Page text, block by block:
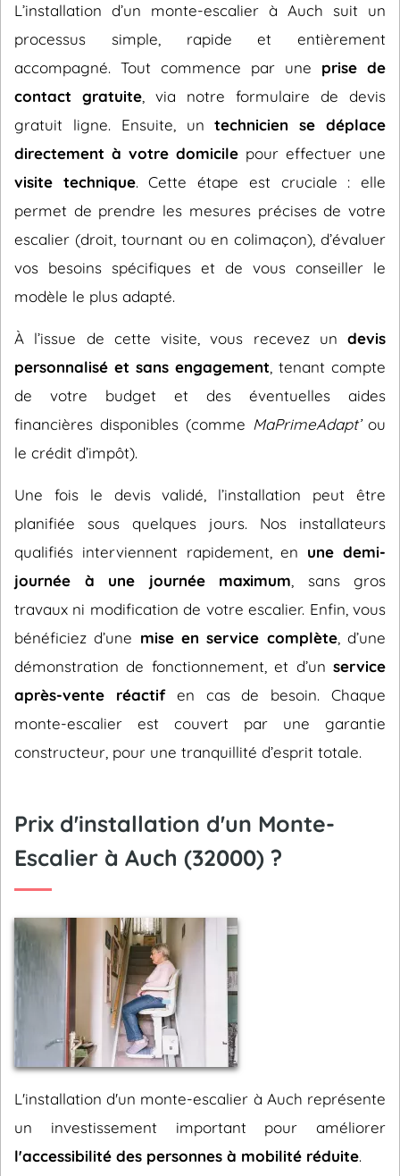
L’installation d’un monte-escalier à Auch suit un
processus simple, rapide et entièrement
accompagné. Tout commence par une prise de
contact gratuite , via notre formulaire de devis
gratuit ligne. Ensuite, untechnicien se déplace
directement à votre domicile pour effectuer une
visite technique. Cette étape est cruciale : elle
permet de prendre les mesures précises de votre
escalier (droit, tournant ou en colimaçon), d’évaluer
vos besoins spécifiques et de vous conseiller le
modèle le plus adapté.
À l’issue de cette visite, vous recevez un devis
personnalisé et sans engagement , tenant compte
de votre budget et des éventuelles aides
financières disponibles (comme MaPrimeAdapt’ou
le crédit d’impôt).
Une fois le devis validé, l’installation peut être
planifiée sous quelques jours. Nos installateurs
qualifiés interviennent rapidement, en une demi-
journée à une journée maximum , sans gros
travaux ni modification de votre escalier. Enfin, vous
bénéficiez d’une mise en service complète, d’une
démonstration de fonctionnement, et d’un service
après-vente réactifen cas de besoin. Chaque
monte-escalier est couvert par une garantie
constructeur, pour une tranquillité d’esprit totale.
Prix d'installation d'un Monte-
Escalier à Auch (32000) ?
L'installation d'un monte-escalier à Auch représente
un investissement important pour améliorer
l'accessibilité des personnes à mobilité réduite.